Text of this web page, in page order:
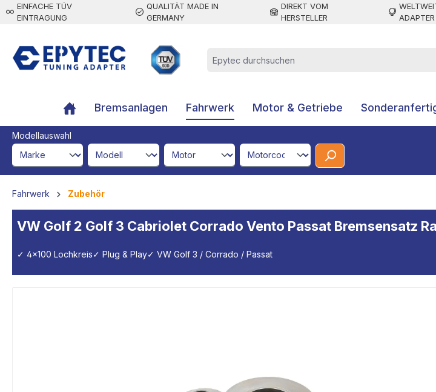
springen
EINFACHE TÜV
EINTRAGUNG
QUALITÄT MADE IN
GERMANY
DIREKT VOM
HERSTELLER
ADAPTER
Bremsanlagen Fahrwerk Motor & Getriebe
Modellauswahl
brandId
modelId engineId engineCodeId
Fahrwerk Zubehör
VW Golf 2 Golf 3 Cabriolet Corrado Vento Passat Bremsensatz
✓ 4x100 Lochkreis✓ Plug & Play✓ VW Golf 3 / Corrado / Passat